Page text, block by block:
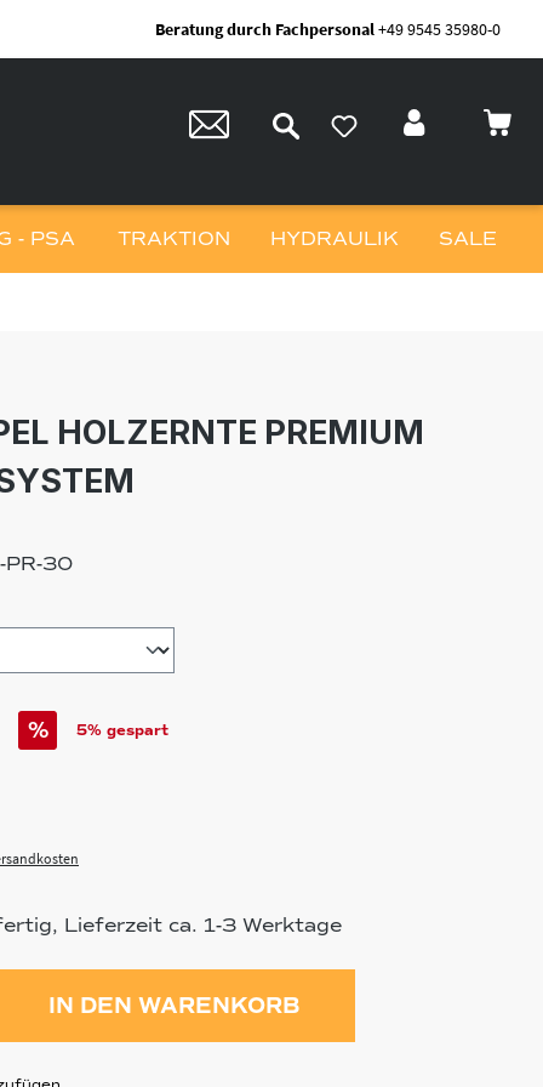
Beratung durch Fachpersonal+49 9545 35980-0
- PSA TRAKTION HYDRAULIK SALE
HOLZERNTE PREMIUM
PR-30
% 5% gespart
Lieferzeit ca. 1-3 Werktage
Gib den gewünschten Wert
IN DEN WARENKORB